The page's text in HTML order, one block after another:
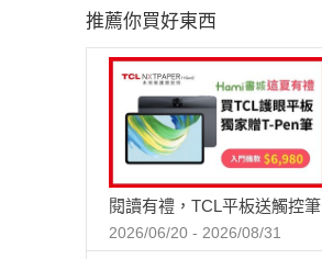
推薦你買好東西
閱讀有禮，TCL平板送觸控筆
2026/06/20 - 2026/08/31